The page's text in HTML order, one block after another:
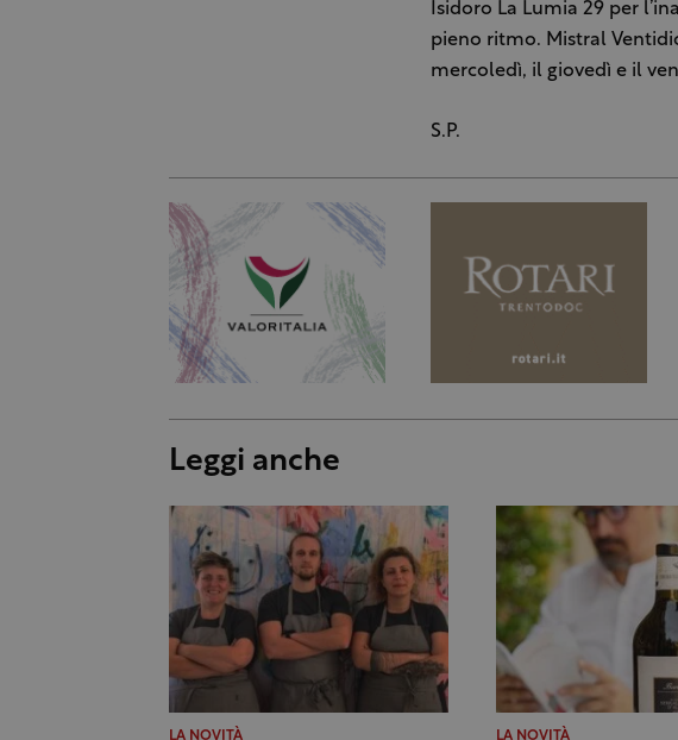
Isidoro La Lumia 29 per
pieno ritmo. Mistral
mercoledì, il giovedì e il
S.P.
Leggi anche
LA NOVITÀ LA NOVITÀ